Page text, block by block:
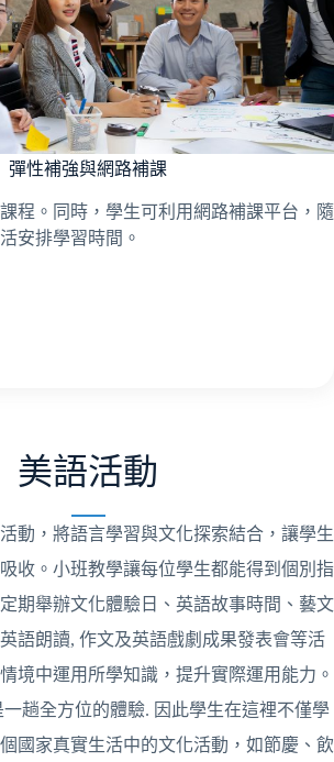
彈性補強與網路補課
程。同時，學生可利用網路補課平台，隨
安排學習時間。
美語活動
動，將語言學習與文化探索結合，讓學生
收。小班教學讓每位學生都能得到個別指
期舉辦文化體驗日、英語故事時間、藝文
英語朗讀, 作文及英語戲劇成果發表會等活
境中運用所學知識，提升實際運用能力。
趟全方位的體驗. 因此學生在這裡不僅學
國家真實生活中的文化活動，如節慶、飲